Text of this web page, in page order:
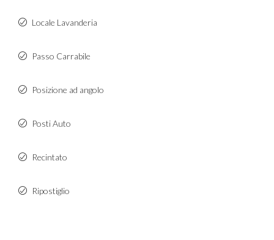
Locale Lavanderia
Passo Carrabile
Posizione ad angolo
Posti Auto
Recintato
Ripostiglio